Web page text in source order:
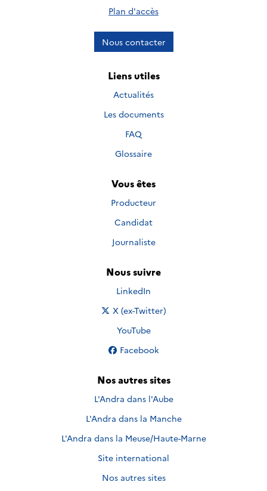
Plan d'accès
Nous contacter
Liens utiles
Actualités
Les documents
FAQ
Glossaire
Vous êtes
Producteur
Candidat
Journaliste
Nous suivre
Nous suivre sur
LinkedIn
Nous suivre sur
X (ex-Twitter)
Nous suivre sur
YouTube
Nous suivre sur
Facebook
Nos autres sites
L'Andra dans l'Aube
L'Andra dans la Manche
L'Andra dans la Meuse/Haute-Marne
Site international
Nos autres sites